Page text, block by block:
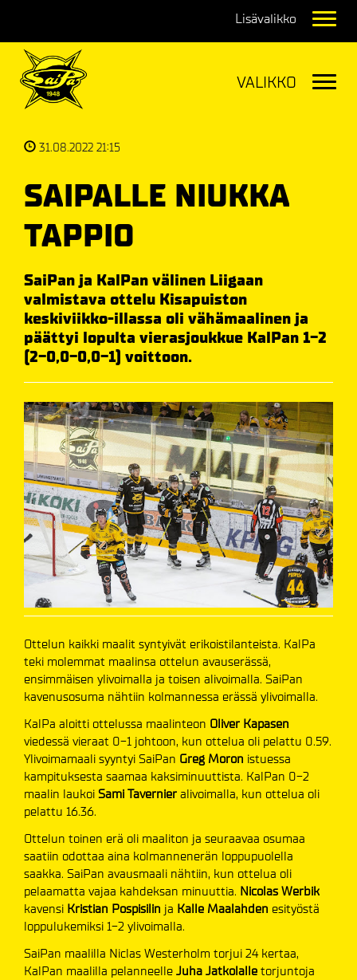
31.08.2022 21:15
SAIPALLE NIUKKA
TAPPIO
SaiPan ja KalPan välinen Liigaan
valmistava ottelu Kisapuiston
keskiviikko-illassa oli vähämaalinen ja
päättyi lopulta vierasjoukkue KalPan 1-2
(2-0,0-0,0-1) voittoon.
Ottelun kaikki maalit syntyivät erikoistilanteista. KalPa
teki molemmat maalinsa ottelun avauserässä,
ensimmäisen ylivoimalla ja toisen alivoimalla. SaiPan
kavenusosuma nähtiin kolmannessa erässä ylivoimalla.
KalPa aloitti ottelussa maalinteon Oliver Kapasen
viedessä vieraat 0-1 johtoon, kun ottelua oli pelattu 0.59.
Ylivoimamaali syyntyi SaiPan Greg Moron istuessa
kampituksesta saamaa kaksiminuuttista. KalPan 0-2
maalin laukoi Sami Tavernier alivoimalla, kun ottelua oli
pelattu 16.36.
Ottelun toinen erä oli maaliton ja seuraavaa osumaa
saatiin odottaa aina kolmannenerän loppupuolella
saakka. SaiPan avausmaali nähtiin, kun ottelua oli
pelaamatta vajaa kahdeksan minuuttia. Nicolas Werbik
kavensi Kristian Pospisilin ja Kalle Maalahden esityöstä
loppulukemiksi 1-2 ylivoimalla.
SaiPan maalilla Niclas Westerholm torjui 24 kertaa,
KalPan maalilla pelanneelle Juha Jatkolalle torjuntoja